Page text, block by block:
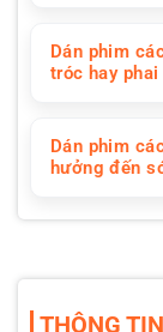
Dán phim
tróc hay
Dán phim
hưởng đến
THÔNG